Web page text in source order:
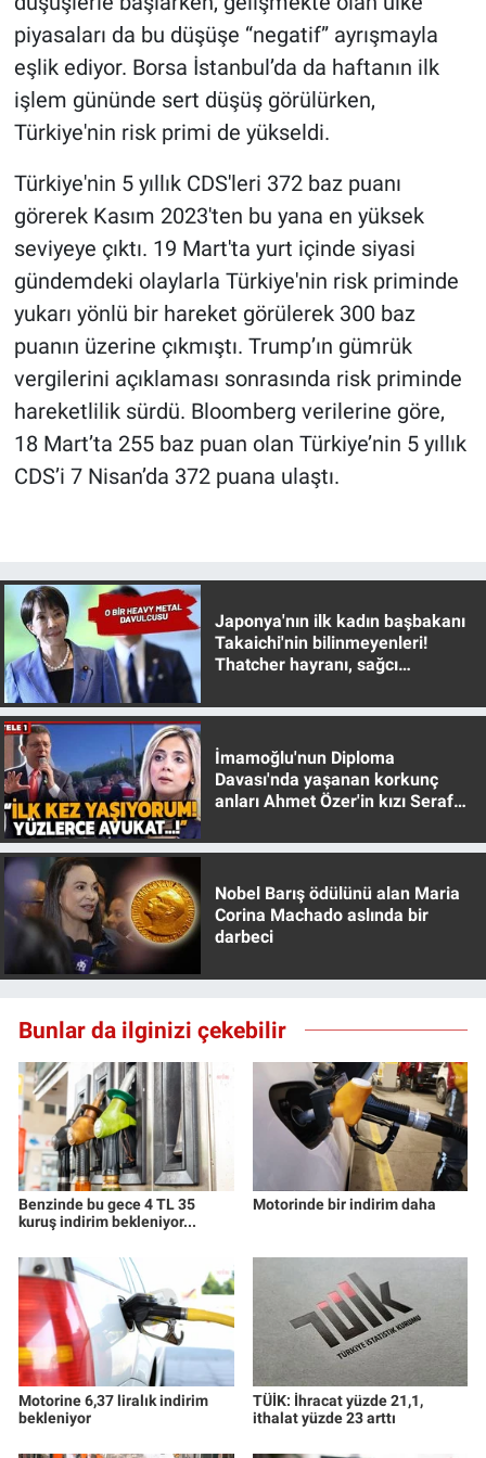
piyasaları da bu düşüşe “negatif” ayrışmayla
eşlik ediyor. Borsa İstanbul’da da haftanın ilk
işlem gününde sert düşüş görülürken,
Türkiye'nin risk primi de yükseldi.
Türkiye'nin 5 yıllık CDS'leri 372 baz puanı
görerek Kasım 2023'ten bu yana en yüksek
seviyeye çıktı. 19 Mart'ta yurt içinde siyasi
gündemdeki olaylarla Türkiye'nin risk priminde
yukarı yönlü bir hareket görülerek 300 baz
puanın üzerine çıkmıştı. Trump’ın gümrük
vergilerini açıklaması sonrasında risk priminde
hareketlilik sürdü. Bloomberg verilerine göre,
18 Mart’ta 255 baz puan olan Türkiye’nin 5 yıllık
CDS’i 7 Nisan’da 372 puana ulaştı.
Japonya'nın ilk kadın başbakanı
Takaichi'nin bilinmeyenleri!
Thatcher hayranı, sağcı
İmamoğlu'nun Diploma
Davası'nda yaşanan korkunç
anları Ahmet Özer'in kızı Seraf
Nobel Barış ödülünü alan Maria
Corina Machado aslında bir
darbeci
Bunlar da ilginizi çekebilir
Benzinde bu gece 4 TL 35
kuruş indirim bekleniyor...
Motorinde bir indirim daha
Motorine 6,37 liralık indirim
bekleniyor
TÜİK: İhracat yüzde 21,1,
ithalat yüzde 23 arttı
Günün görüntüsü
İlan
Kimdir
Koronavirüs
Kültür Sanat
Ne demişti
Programlar
Sağlık
Spor
Teknoloji
Türkiye'nin Geleceği
Türkiye'nin Gündemi
Yerel Gündem
Canlı Yayın